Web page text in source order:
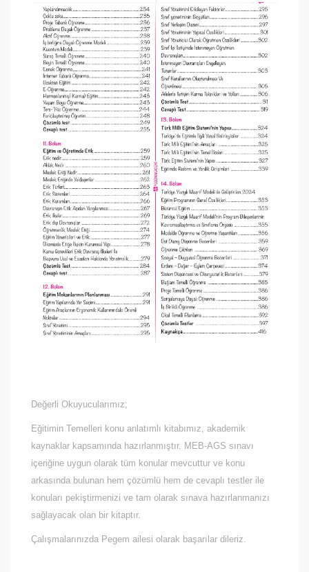
Değerli Okuyucularımız;
Eğitimin Temelleri konu anlatımlı kitabımız, akademik
kaynaklar kapsamında hazırlanmıştır. MEB-AGS sınavı
içeriğine uygun olarak tüm konular mevcuttur ve konu
arkasında bulunan hem çözümlü hem de cevaplı testler ile
konuları pekiştirmenizi ve tam olarak sınava hazırlanmanızı
sağlayacak olan bir kitaptır.
Çalışmalarınızda Pegem ailesi olarak başarılar dileriz.